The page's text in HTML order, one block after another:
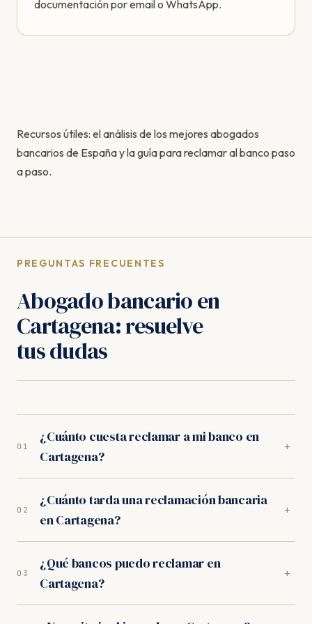
documentación por email o WhatsApp.
Recursos útiles: elanálisis de los mejores abogados
bancarios de Españay laguía para reclamar al banco paso
a paso.
PREGUNTAS FRECUENTES
Abogado bancario en
Cartagena: resuelve
tus dudas
01
¿Cuánto cuesta reclamar a mi banco en
Cartagena?
+
Cartagena trabajan exclusivamente a éxito:
trabajamos orientados a resultados. Sin provisión de
fondos, sin cuotas mensuales.
02
¿Cuánto tarda una reclamación bancaria
en Cartagena?
+
Cartagena, los procedimientos duran entre 10-14
meses. Muchos bancos negocian acuerdos
extrajudiciales en las primeras semanas.
03
¿Qué bancos puedo reclamar en
Cartagena?
+